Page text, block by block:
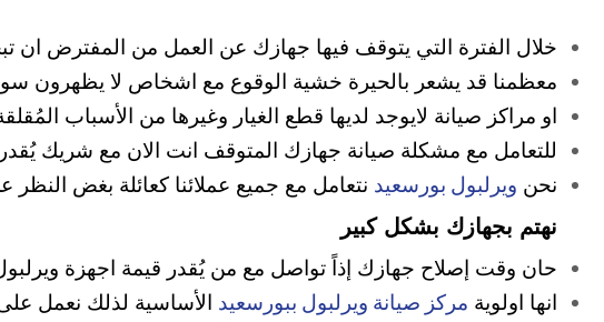
خلال الفترة التي يتوقف فيها جهازك عن العمل من المفترض ان
معظمنا قد يشعر بالحيرة خشية الوقوع مع اشخاص لا يظهرون
او مراكز صيانة لايوجد لديها قطع الغيار وغيرها من الأسباب
للتعامل مع مشكلة صيانة جهازك المتوقف انت الان مع شريك
نحن ويرلبول بورسعيد نتعامل مع جميع عملائنا كعائلة بغض
نهتم بجهازك بشكل كبير
حان وقت إصلاح جهازك إذاً تواصل مع من يُقدر قيمة اجهزة
انها اولوية مركز صيانة ويرلبول ببورسعيد الأساسية لذلك نعمل